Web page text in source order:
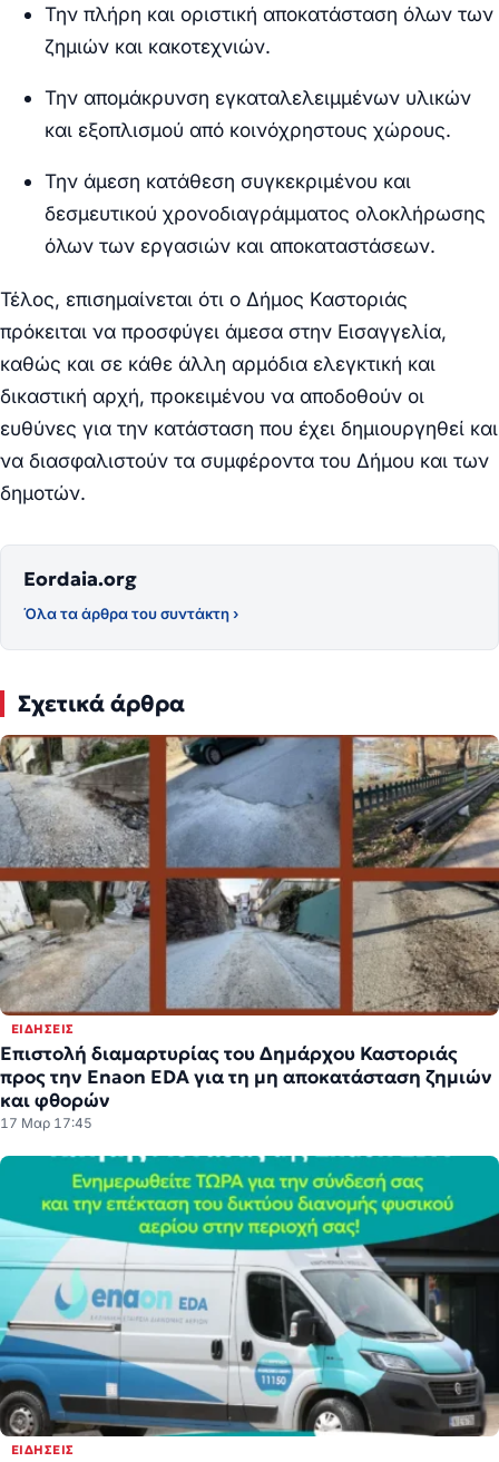
Την πλήρη και οριστική αποκατάσταση όλων των
ζημιών και κακοτεχνιών.
Την απομάκρυνση εγκαταλελειμμένων υλικών
και εξοπλισμού από κοινόχρηστους χώρους.
Την άμεση κατάθεση συγκεκριμένου και
δεσμευτικού χρονοδιαγράμματος ολοκλήρωσης
όλων των εργασιών και αποκαταστάσεων.
Τέλος, επισημαίνεται ότι ο Δήμος Καστοριάς
πρόκειται να προσφύγει άμεσα στην Εισαγγελία,
καθώς και σε κάθε άλλη αρμόδια ελεγκτική και
δικαστική αρχή, προκειμένου να αποδοθούν οι
ευθύνες για την κατάσταση που έχει δημιουργηθεί και
να διασφαλιστούν τα συμφέροντα του Δήμου και των
δημοτών.
Eordaia.org
Όλα τα άρθρα του συντάκτη ›
Σχετικά άρθρα
ΕΙΔΉΣΕΙΣ
Επιστολή διαμαρτυρίας του Δημάρχου Καστοριάς
προς την Enaon EDA για τη μη αποκατάσταση ζημιών
και φθορών
17 Μαρ 17:45
ΕΙΔΉΣΕΙΣ